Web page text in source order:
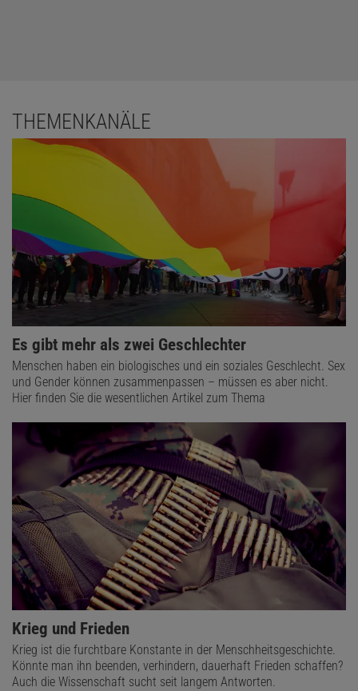
THEMENKANÄLE
Es gibt mehr als zwei Geschlechter
Menschen haben ein biologisches und ein soziales Geschlecht. Sex
und Gender können zusammenpassen – müssen es aber nicht.
Hier finden Sie die wesentlichen Artikel zum Thema
Krieg und Frieden
Krieg ist die furchtbare Konstante in der Menschheitsgeschichte.
Könnte man ihn beenden, verhindern, dauerhaft Frieden schaffen?
Auch die Wissenschaft sucht seit langem Antworten.